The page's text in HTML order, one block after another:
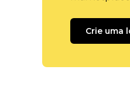
Crie uma